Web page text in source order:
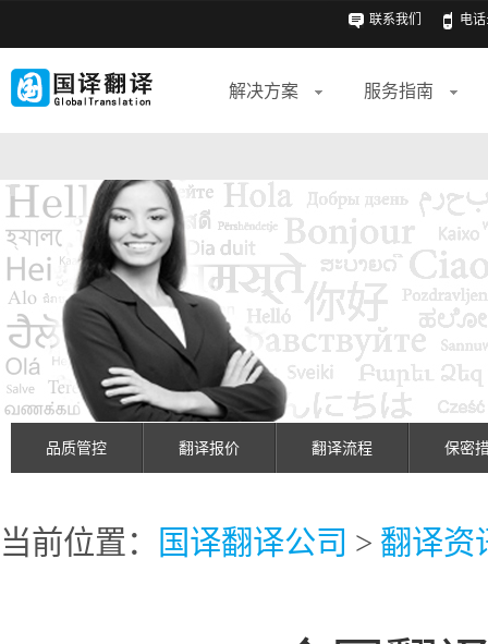
联系我们 电话
解决方案 服务指南
品质管控 翻译报价 翻译流程 保密
当前位置： 国译翻译公司 > 翻译资